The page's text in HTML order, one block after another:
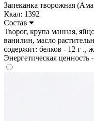
Запеканка творожная
Ккал: 1392
Состав
Творог, крупа манная,
ванилин, масло
содержит: белков - 12 г .,
Энергетическая ценность